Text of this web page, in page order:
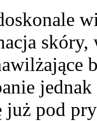
już pod